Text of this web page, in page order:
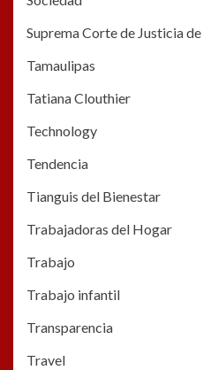
Suprema Corte de Justicia
Tamaulipas
Tatiana Clouthier
Technology
Tendencia
Tianguis del Bienestar
Trabajadoras del Hogar
Trabajo
Trabajo infantil
Transparencia
Travel